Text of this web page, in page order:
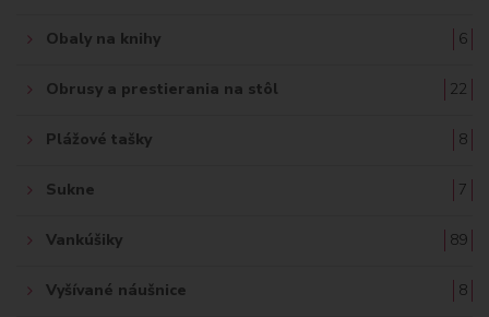
Obaly na knihy 6
Obrusy a prestierania na stôl 22
Plážové tašky 8
Sukne 7
Vankúšiky 89
Vyšívané náušnice 8